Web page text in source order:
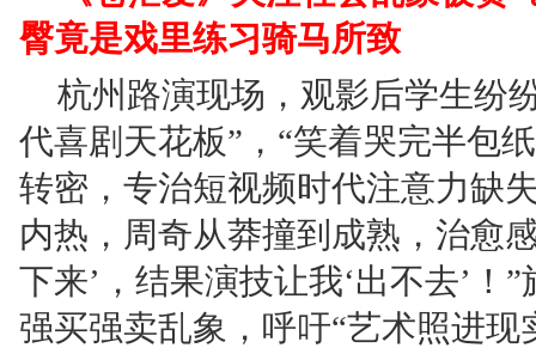
臀竟是戏里练习骑马所致
杭州路演现场，观影后学生纷
代喜剧天花板”，“笑着哭完半包
转密，专治短视频时代注意力缺
内热，周奇从莽撞到成熟，治愈
下来’，结果演技让我‘出不去’！
强买强卖乱象，呼吁“艺术照进